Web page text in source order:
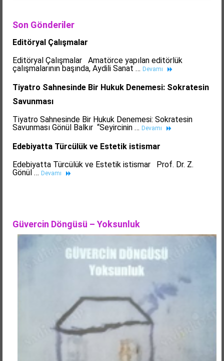
Son Gönderiler
Editöryal Çalışmalar
Editöryal Çalışmalar Amatörce yapılan editörlük
çalışmalarının başında, Aydili Sanat … Devamı
Tiyatro Sahnesinde Bir Hukuk Denemesi: Sokratesin
Savunması
Tiyatro Sahnesinde Bir Hukuk Denemesi: Sokratesin
Savunması Gönül Balkır “Seyircinin … Devamı
Edebiyatta Türcülük ve Estetik istismar
Edebiyatta Türcülük ve Estetik istismar Prof. Dr. Z.
Gönül … Devamı
Güvercin Döngüsü – Yoksunluk